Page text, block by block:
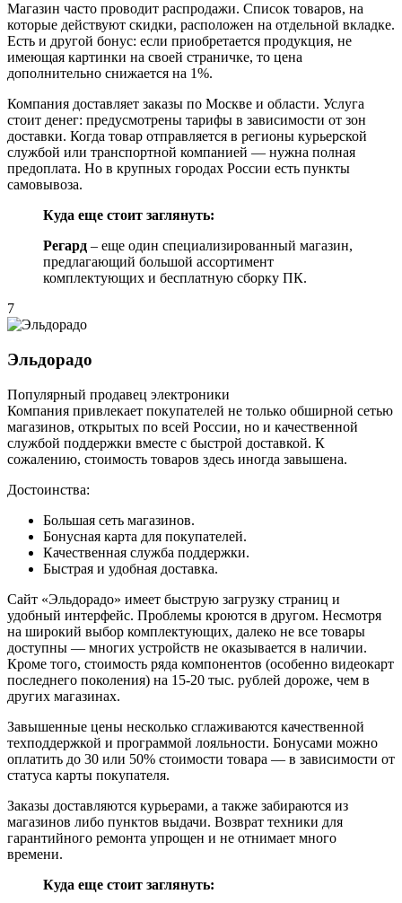
Магазин часто проводит распродажи. Список товаров, на
которые действуют скидки, расположен на отдельной вкладке.
Есть и другой бонус: если приобретается продукция, не
имеющая картинки на своей страничке, то цена
дополнительно снижается на 1%.
Компания доставляет заказы по Москве и области. Услуга
стоит денег: предусмотрены тарифы в зависимости от зон
доставки. Когда товар отправляется в регионы курьерской
службой или транспортной компанией — нужна полная
предоплата. Но в крупных городах России есть пункты
самовывоза.
Куда еще стоит заглянуть:
Регард – еще один специализированный магазин,
предлагающий большой ассортимент
комплектующих и бесплатную сборку ПК.
7
Эльдорадо
Популярный продавец электроники
Компания привлекает покупателей не только обширной сетью
магазинов, открытых по всей России, но и качественной
службой поддержки вместе с быстрой доставкой. К
сожалению, стоимость товаров здесь иногда завышена.
Достоинства:
Большая сеть магазинов.
Бонусная карта для покупателей.
Качественная служба поддержки.
Быстрая и удобная доставка.
Сайт «Эльдорадо» имеет быструю загрузку страниц и
удобный интерфейс. Проблемы кроются в другом. Несмотря
на широкий выбор комплектующих, далеко не все товары
доступны — многих устройств не оказывается в наличии.
Кроме того, стоимость ряда компонентов (особенно видеокарт
последнего поколения) на 15-20 тыс. рублей дороже, чем в
других магазинах.
Завышенные цены несколько сглаживаются качественной
техподдержкой и программой лояльности. Бонусами можно
оплатить до 30 или 50% стоимости товара — в зависимости от
статуса карты покупателя.
Заказы доставляются курьерами, а также забираются из
магазинов либо пунктов выдачи. Возврат техники для
гарантийного ремонта упрощен и не отнимает много
времени.
Куда еще стоит заглянуть: